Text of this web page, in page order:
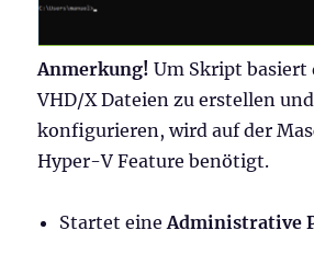
Anmerkung! Um Skript basiert
VHD/X Dateien zu erstellen
konfigurieren, wird auf der
Hyper-V Feature benötigt.
Startet eineAdministrative